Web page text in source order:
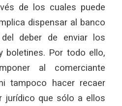
de los cuales puede
dispensar al banco
deber de enviar los
boletines. Por todo ello,
al comerciante
tampoco hacer recaer
jurídico que sólo a ellos